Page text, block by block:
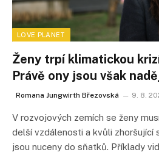
LOVE PLANET
Ženy trpí klimatickou
Právě ony jsou však
Romana Jungwirth Březovská 9. 8.
V rozvojových zemích se ženy
delší vzdálenosti a kvůli zhoršující
jsou nuceny do sňatků. Příklady